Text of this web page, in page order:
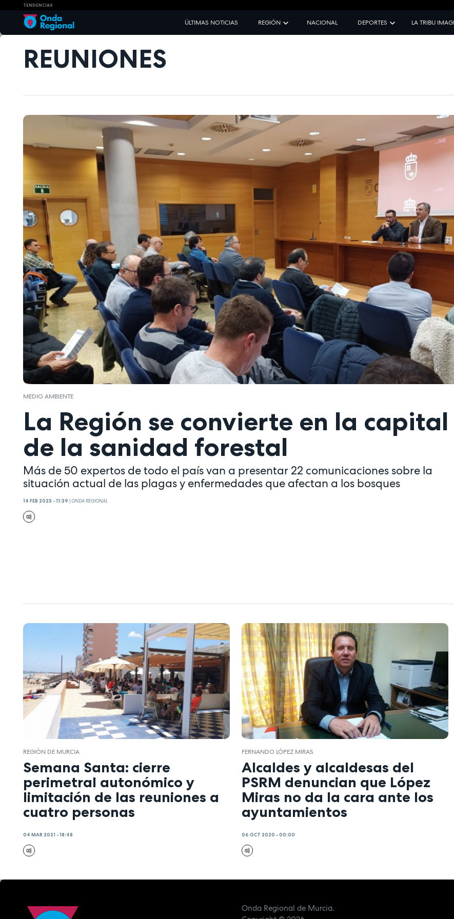
TENDENCIAS
ÚLTIMAS NOTICIAS REGIÓN NACIONAL DEPORTES LA TRIBU
REUNIONES
MEDIO AMBIENTE
La Región se convierte en la capital
de la sanidad forestal
Más de 50 expertos de todo el país van a presentar 22 comunicaciones sobre la
situación actual de las plagas y enfermedades que afectan a los bosques
14 FEB 2023 - 11:39 |ONDA REGIONAL
REGIÓN DE MURCIA
Semana Santa: cierre
perimetral autonómico y
limitación de las reuniones a
cuatro personas
04 MAR 2021 - 18:48
FERNANDO LÓPEZ MIRAS
Alcaldes y alcaldesas del
PSRM denuncian que López
Miras no da la cara ante los
ayuntamientos
06 OCT 2020 - 00:00
Onda Regional de Murcia.